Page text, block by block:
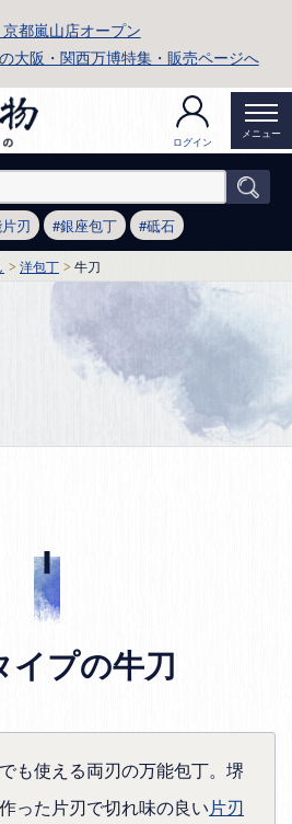
都嵐山店オープン
大阪・関西万博特集・販売ページへ
ログイン
メニュー
刃 銀座包丁 砥石
洋包丁 牛刀
イプの牛刀
も使える両刃の万能包丁。堺
った片刃で切れ味の良い片刃